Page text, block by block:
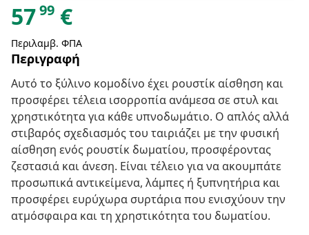
5799 €
Περιλαμβ. ΦΠΑ
Περιγραφή
Αυτό το ξύλινο κομοδίνο έχει ρουστίκ αίσθηση και
προσφέρει τέλεια ισορροπία ανάμεσα σε στυλ και
χρηστικότητα για κάθε υπνοδωμάτιο. Ο απλός αλλά
στιβαρός σχεδιασμός του ταιριάζει με την φυσική
αίσθηση ενός ρουστίκ δωματίου, προσφέροντας
ζεστασιά και άνεση. Είναι τέλειο για να ακουμπάτε
προσωπικά αντικείμενα, λάμπες ή ξυπνητήρια και
προσφέρει ευρύχωρα συρτάρια που ενισχύουν την
ατμόσφαιρα και τη χρηστικότητα του δωματίου.